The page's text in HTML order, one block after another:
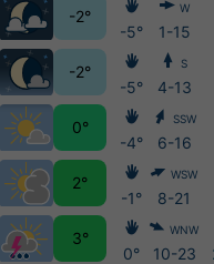
-2°
-2°
0°
2°
3°
-5°
-5°
-4°
-1°
0°
W
1-15
S
4-13
SSW
6-16
WSW
8-21
WNW
10-23